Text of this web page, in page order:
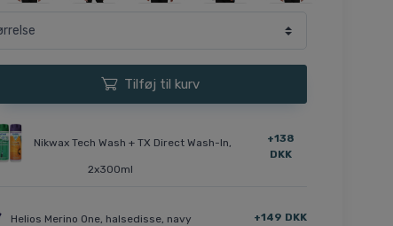
Tilføj til kurv
Nikwax Tech Wash + TX Direct Wash-In,
2x300ml
+138
DKK
Helios Merino One, halsedisse, navy +149 DKK